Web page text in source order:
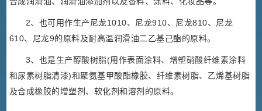
2、也可用作生产尼龙1010、尼龙910、尼龙810、尼龙
610、尼龙9的原料及耐高温润滑油二乙基己酯的原料。
3、也是生产醇酸树脂(用作表面涂料、增塑硝酸纤维素涂料
和尿素树脂清漆)和聚氨基甲酸酯橡胶、纤维素树脂、乙烯基树脂
及合成橡胶的增塑剂、软化剂和溶剂的原料。